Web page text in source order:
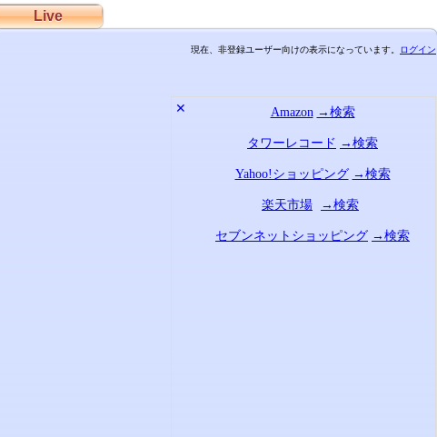
Live
現在、非登録ユーザー向けの表示になっています。 ログイン
✕ Amazon →検索
タワーレコード →検索
Yahoo!ショッピング →検索
楽天市場 →検索
セブンネットショッピング →検索